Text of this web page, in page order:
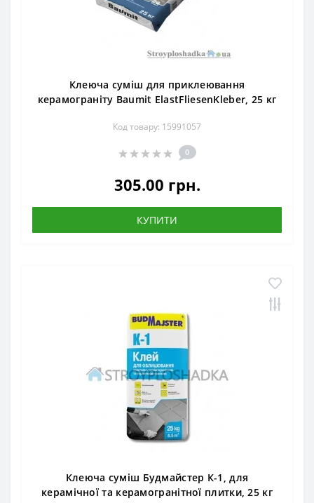
Клеюча суміш для приклеювання
керамограніту Baumit ElastFliesenKleber, 25 кг
Код товару: 15991057
0
305.00 грн.
КУПИТИ
Клеюча суміш Будмайстер К-1, для
керамічної та керамогранітної плитки, 25 кг